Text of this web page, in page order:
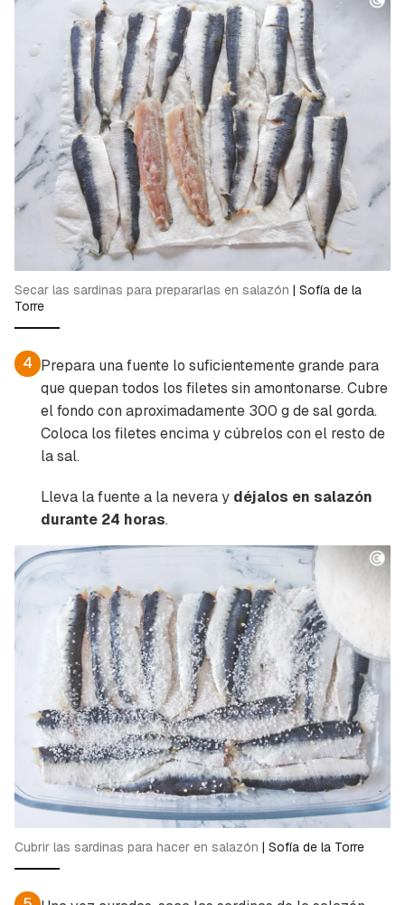
Guardar como favorito
de iniciar sesión con tu cuenta de Cocinatis.
INICIAR SESIÓN CANCELAR
Secar las sardinas para prepararlas en salazón | Sofía de la
Torre
4 Prepara una fuente lo suficientemente grande para
que quepan todos los filetes sin amontonarse. Cubre
el fondo con aproximadamente 300 g de sal gorda.
Coloca los filetes encima y cúbrelos con el resto de
la sal.
Lleva la fuente a la nevera y déjalos en salazón
durante 24 horas.
Cubrir las sardinas para hacer en salazón | Sofía de la Torre
Contenido enviado
Gracias por suscribirte a nuestro boletín.
ACEPTAR